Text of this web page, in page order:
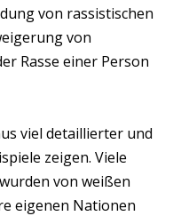
von rassistischen
von
Rasse einer Person
viel detaillierter und
zeigen. Viele
von weißen
eigenen Nationen